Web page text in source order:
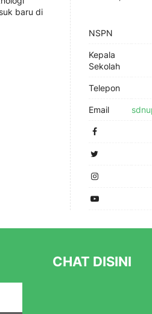
baru di
NSPN
Kepala
Sekolah
Telepon
Email
Baru
CHAT DISINI